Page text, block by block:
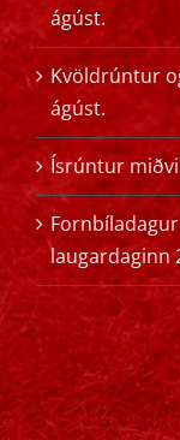
ágúst.
Kvöldrúntur
ágúst.
Ísrúntur
laugardaginn